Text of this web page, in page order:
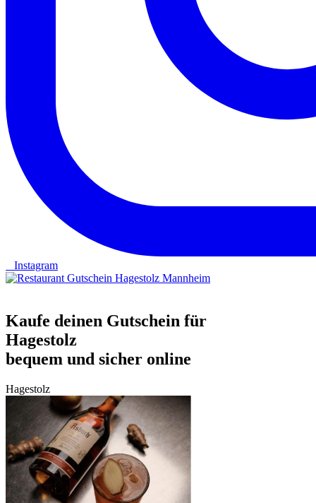
Instagram
Kaufe deinen Gutschein für
Hagestolz
bequem und sicher online
Hagestolz